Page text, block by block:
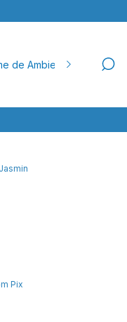
de Ambiente Natal
Pix